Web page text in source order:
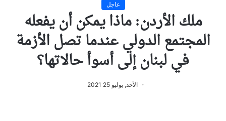
عاجل
ملك الأردن: ماذا يمكن أن يفعله
المجتمع الدولي عندما تصل الأزمة
في لبنان إلى أسوأ حالاتها؟
الأحد, يوليو 25 2021